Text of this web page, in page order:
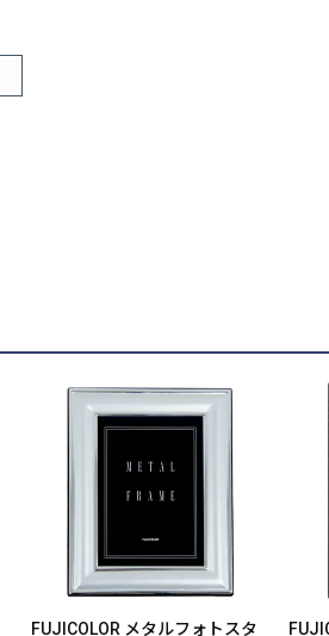
FUJICOLOR メタルフォトスタ